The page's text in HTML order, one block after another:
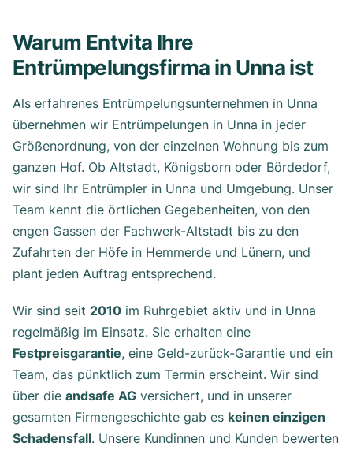
Warum Entvita Ihre
Entrümpelungsfirma in Unna ist
Als erfahrenes Entrümpelungsunternehmen in Unna
übernehmen wir Entrümpelungen in Unna in jeder
Größenordnung, von der einzelnen Wohnung bis zum
ganzen Hof. Ob Altstadt, Königsborn oder Bördedorf,
wir sind Ihr Entrümpler in Unna und Umgebung. Unser
Team kennt die örtlichen Gegebenheiten, von den
engen Gassen der Fachwerk-Altstadt bis zu den
Zufahrten der Höfe in Hemmerde und Lünern, und
plant jeden Auftrag entsprechend.
Wir sind seit 2010 im Ruhrgebiet aktiv und in Unna
regelmäßig im Einsatz. Sie erhalten eine
Festpreisgarantie, eine Geld-zurück-Garantie und ein
Team, das pünktlich zum Termin erscheint. Wir sind
über die andsafe AG versichert, und in unserer
gesamten Firmengeschichte gab es keinen einzigen
Schadensfall. Unsere Kundinnen und Kunden bewerten